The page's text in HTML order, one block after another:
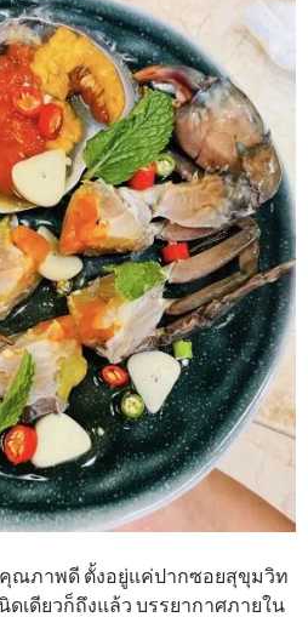
ณภาพดี ตั้งอยู่แค่ปากซอยสุขุมวิท
ดเดียวก็ถึงแล้ว บรรยากาศภายใน